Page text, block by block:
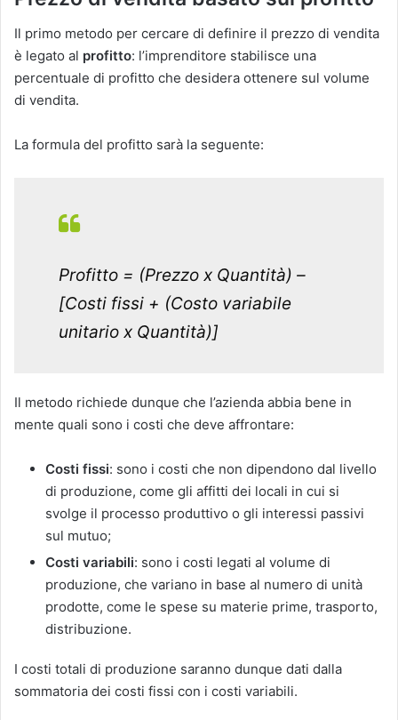
Il primo metodo per cercare di definire il prezzo di vendita
è legato al profitto: l’imprenditore stabilisce una
percentuale di profitto che desidera ottenere sul volume
di vendita.
La formula del profitto sarà la seguente:
Profitto = (Prezzo x Quantità) –
[Costi fissi + (Costo variabile
unitario x Quantità)]
Il metodo richiede dunque che l’azienda abbia bene in
mente quali sono i costi che deve affrontare:
Costi fissi: sono i costi che non dipendono dal livello
di produzione, come gli affitti dei locali in cui si
svolge il processo produttivo o gli interessi passivi
sul mutuo;
Costi variabili: sono i costi legati al volume di
produzione, che variano in base al numero di unità
prodotte, come le spese su materie prime, trasporto,
distribuzione.
I costi totali di produzione saranno dunque dati dalla
sommatoria dei costi fissi con i costi variabili.